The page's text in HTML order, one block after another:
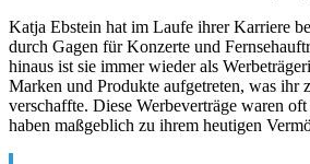
Katja Ebstein hat im Laufe ihrer Karriere
durch Gagen für Konzerte und
hinaus ist sie immer wieder als
Marken und Produkte aufgetreten, was ihr
verschaffte. Diese Werbeverträge waren
haben maßgeblich zu ihrem heutigen